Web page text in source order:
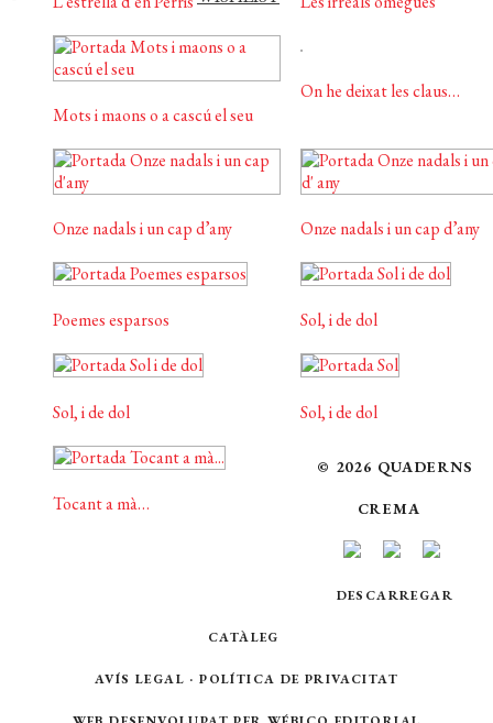
Mots i maons o a cascú el seu
On he deixat les claus…
Onze nadals i un cap d’any Onze nadals i un cap d’any
Poemes esparsos Sol, i de dol
Sol, i de dol Sol, i de dol
Tocant a mà…
© 2026 QUADERNS
CREMA
DESCARREGAR
CATÀLEG
AVÍS LEGAL ·POLÍTICA DE PRIVACITAT